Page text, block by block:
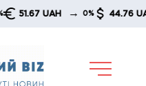
UAH → 0% 44.76 UAH →